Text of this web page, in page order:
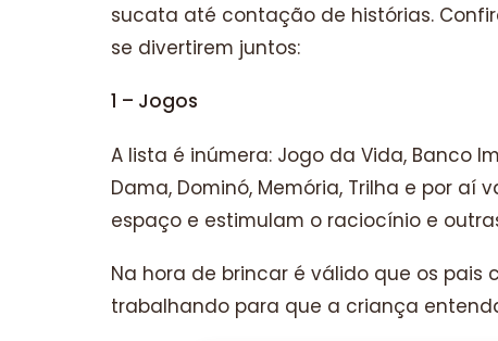
sucata até contação de histórias.
se divertirem juntos:
1 – Jogos
A lista é inúmera: Jogo da Vida, Banco
Dama, Dominó, Memória, Trilha e por aí
espaço e estimulam o raciocínio e
Na hora de brincar é válido que os
trabalhando para que a criança